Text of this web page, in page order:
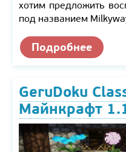
хотим предложить
под названием
Подробнее
GeruDoku
Майнкрафт